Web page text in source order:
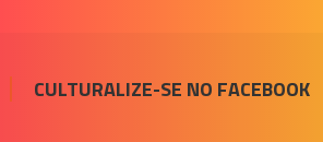
CULTURALIZE-SE NO FACEBOOK